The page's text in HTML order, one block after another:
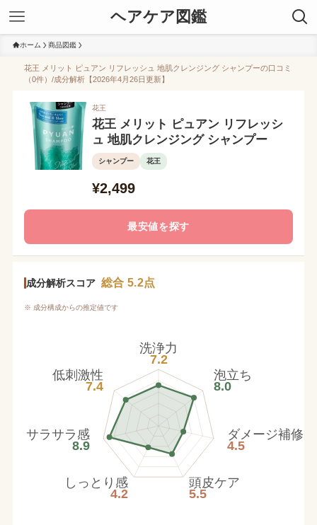
ヘアケア図鑑
ホーム 商品図鑑
花王 メリット ピュアン リフレッシュ 地肌クレンジング シャンプーの口コミ
（0件）/成分解析【2026年4月26日更新】
花王
花王 メリット ピュアン リフレッシ
ュ 地肌クレンジング シャンプー
シャンプー 花王
¥2,499
最安値を探す
成分解析スコア 総合 5.2点
※ 成分構成からの推定値です
洗浄力
7.2
泡立ち
8.0
ダメージ補修
4.5
頭皮ケア
5.5
しっとり感
4.2
サラサラ感
8.9
低刺激性
7.4